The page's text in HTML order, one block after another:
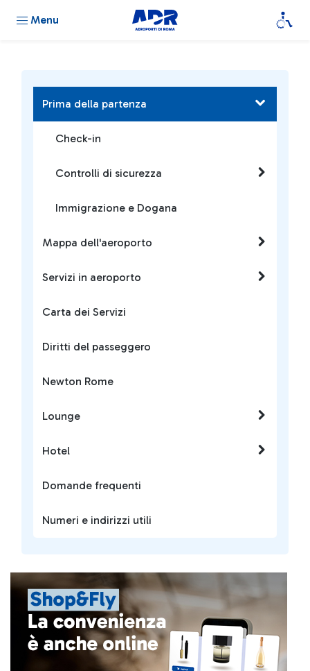
Menu
Prima della partenza
Check-in
Controlli di sicurezza
Immigrazione e Dogana
Mappa dell'aeroporto
Servizi in aeroporto
Carta dei Servizi
Diritti del passeggero
Newton Rome
Lounge
Hotel
Domande frequenti
Numeri e indirizzi utili